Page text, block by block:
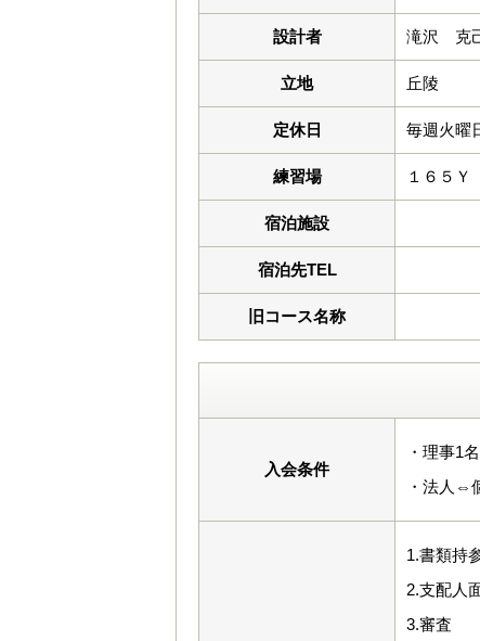
設計者 滝沢 克
立地 丘陵
定休日 毎週火曜
練習場 １６５
宿泊施設
宿泊先TEL
旧コース名称
入会条件
・理事1
・法人⇔
1.書類持
2.支配人
3.審査